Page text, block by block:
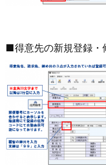
■得意先の新規登録・